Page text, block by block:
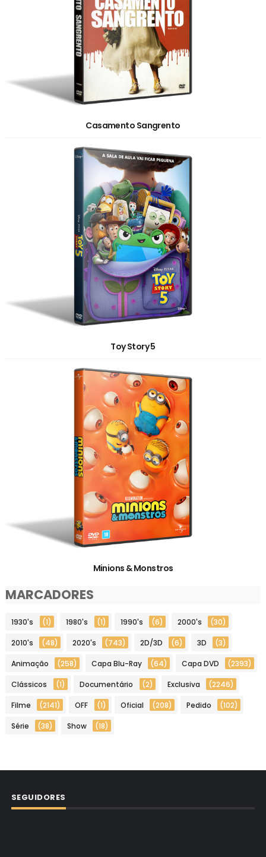
Casamento Sangrento
Toy Story 5
Minions & Monstros
MARCADORES
1930's (1) 1980's (1) 1990's (6) 2000's (30)
2010's (48) 2020's (743) 2D/3D (6) 3D (3)
Animação (258) Capa Blu-Ray (64) Capa DVD (2393)
Clássicos (1) Documentário (2) Exclusiva (2246)
Filme (2141) OFF (1) Oficial (208) Pedido (102)
Série (38) Show (18)
SEGUIDORES